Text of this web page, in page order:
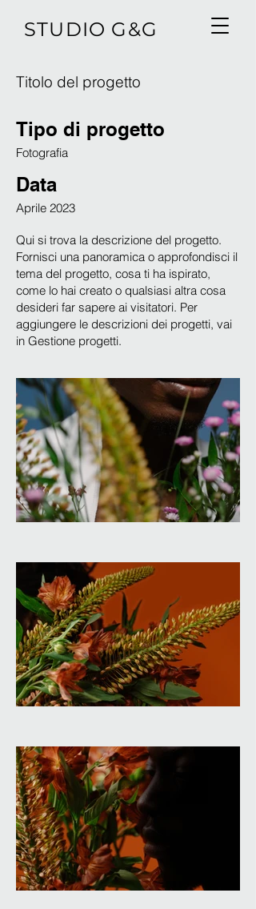
STUDIO G&G
Titolo del progetto
Tipo di progetto
Fotografia
Data
Aprile 2023
Qui si trova la descrizione del progetto.
Fornisci una panoramica o approfondisci il
tema del progetto, cosa ti ha ispirato,
come lo hai creato o qualsiasi altra cosa
desideri far sapere ai visitatori. Per
aggiungere le descrizioni dei progetti, vai
in Gestione progetti.